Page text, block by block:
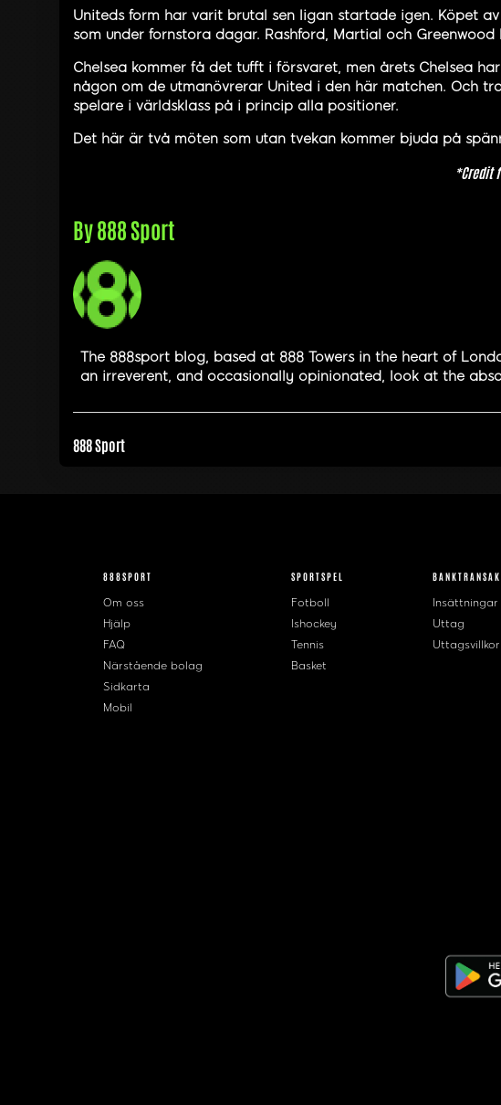
Uniteds form har varit brutal sen ligan startade igen. Köpet
som under fornstora dagar. Rashford, Martial och
Chelsea kommer få det tufft i försvaret, men årets Chelsea
någon om de utmanövrerar United i den här matchen. Och
spelare i världsklass på i princip alla positioner.
Det här är två möten som utan tvekan kommer bjuda på
*Credit
By888 Sport
The 888sport blog, based at 888 Towers in the heart of
an irreverent, and occasionally opinionated, look at the
888 Sport
888SPORT
Om oss
Hjälp
FAQ
Närstående bolag
Sidkarta
Mobil
SPORTSPEL
Fotboll
Ishockey
Tennis
Basket
Insättningar
Uttag
Uttagsvillkor